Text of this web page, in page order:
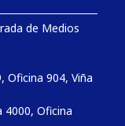
de Medios
Oficina 904, Viña
4000, Oficina